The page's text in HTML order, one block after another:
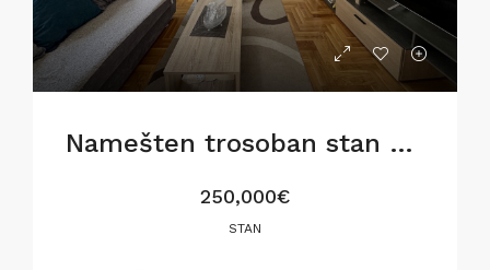
Namešten trosoban stan u Gostivarskoj ulici,76m2
250,000€
STAN